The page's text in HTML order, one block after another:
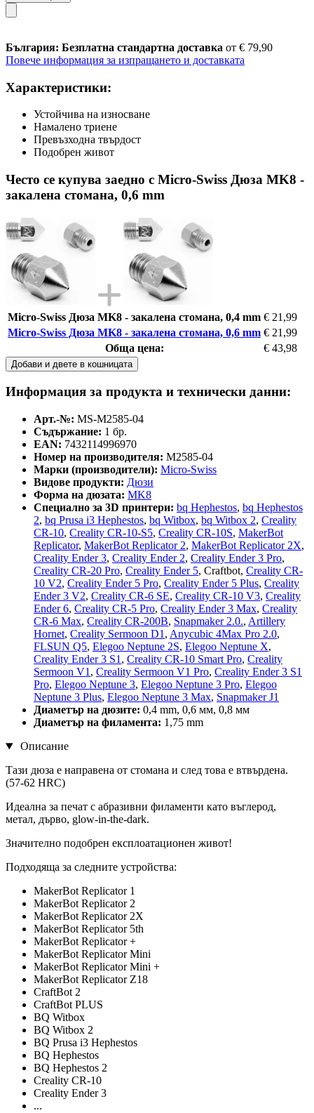
България: Безплатна стандартна доставка от € 79,90
Повече информация за изпращането и доставката
Характеристики:
Устойчива на износване
Намалено триене
Превъзходна твърдост
Подобрен живот
Често се купува заедно с Micro-Swiss Дюза MK8 -
закалена стомана, 0,6 mm
Micro-Swiss Дюза MK8 - закалена стомана, 0,4 mm € 21,99
Micro-Swiss Дюза MK8 - закалена стомана, 0,6 mm € 21,99
Обща цена:
€ 43,98
Добави и двете в кошницата
Информация за продукта и технически данни:
Арт.-№: MS-M2585-04
Съдържание: 1 бр.
EAN: 7432114996970
Номер на производителя: M2585-04
Марки (производители): Micro-Swiss
Видове продукти: Дюзи
Форма на дюзата: MK8
Специално за 3D принтери: bq Hephestos, bq Hephestos
2, bq Prusa i3 Hephestos, bq Witbox, bq Witbox 2, Creality
CR-10, Creality CR-10-S5, Creality CR-10S, MakerBot
Replicator, MakerBot Replicator 2, MakerBot Replicator 2X,
Creality Ender 3, Creality Ender 2, Creality Ender 3 Pro,
Creality CR-20 Pro, Creality Ender 5, Craftbot, Creality CR-
10 V2, Creality Ender 5 Pro, Creality Ender 5 Plus, Creality
Ender 3 V2, Creality CR-6 SE, Creality CR-10 V3, Creality
Ender 6, Creality CR-5 Pro, Creality Ender 3 Max, Creality
CR-6 Max, Creality CR-200B, Snapmaker 2.0., Artillery
Hornet, Creality Sermoon D1 , Anycubic 4Max Pro 2.0,
FLSUN Q5, Elegoo Neptune 2S, Elegoo Neptune X,
Creality Ender 3 S1 , Creality CR-10 Smart Pro, Creality
Sermoon V1 , Creality Sermoon V1 Pro, Creality Ender 3 S1
Pro, Elegoo Neptune 3, Elegoo Neptune 3 Pro, Elegoo
Neptune 3 Plus, Elegoo Neptune 3 Max, Snapmaker J1
Диаметър на дюзите: 0,4 mm, 0,6 мм, 0,8 мм
Диаметър на филамента: 1,75 mm
Описание
Тази дюза е направена от стомана и след това е втвърдена.
(57-62 HRC)
Идеална за печат с абразивни филаменти като въглерод,
метал, дърво, glow-in-the-dark.
Значително подобрен експлоатационен живот!
Подходяща за следните устройства:
MakerBot Replicator 1
MakerBot Replicator 2
MakerBot Replicator 2X
MakerBot Replicator 5th
MakerBot Replicator +
MakerBot Replicator Mini
MakerBot Replicator Mini +
MakerBot Replicator Z18
CraftBot 2
CraftBot PLUS
BQ Witbox
BQ Witbox 2
BQ Prusa i3 Hephestos
BQ Hephestos
BQ Hephestos 2
Creality CR-10
Creality Ender 3
...